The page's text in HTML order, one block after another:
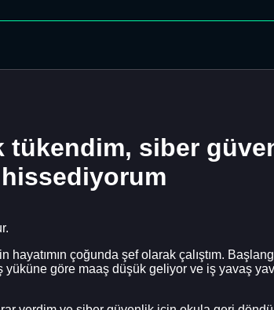
tükendim, siber
hayatımın çoğunda şef olarak çalıştım.
göre maaş düşük geliyor ve iş yavaş